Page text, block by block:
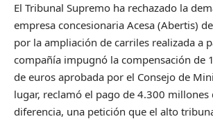
El Tribunal Supremo ha rechazado la
empresa concesionaria Acesa (Abertis)
por la ampliación de carriles realizada a
compañía impugnó la compensación de
de euros aprobada por el Consejo de
lugar, reclamó el pago de 4.300 millones
diferencia, una petición que el alto